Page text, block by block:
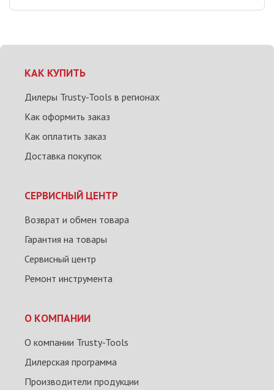
КАК КУПИТЬ
Дилеры Trusty-Tools в регионах
Как оформить заказ
Как оплатить заказ
Доставка покупок
СЕРВИСНЫЙ ЦЕНТР
Возврат и обмен товара
Гарантия на товары
Сервисный центр
Ремонт инструмента
О КОМПАНИИ
О компании Trusty-Tools
Дилерская программа
Производители продукции